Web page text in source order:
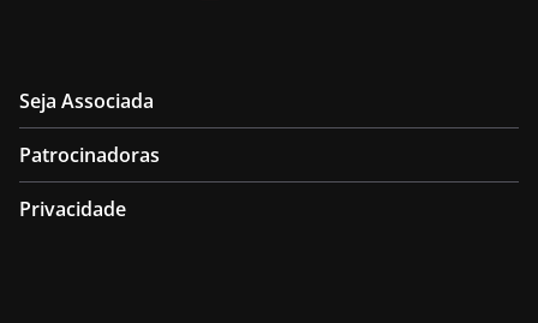
Seja Associada
Patrocinadoras
Privacidade